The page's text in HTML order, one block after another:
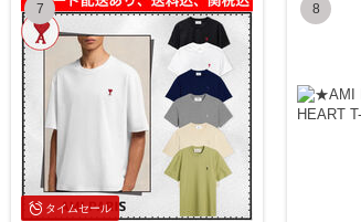
タイムセール
7 8